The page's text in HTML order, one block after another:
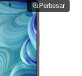
Perbesar